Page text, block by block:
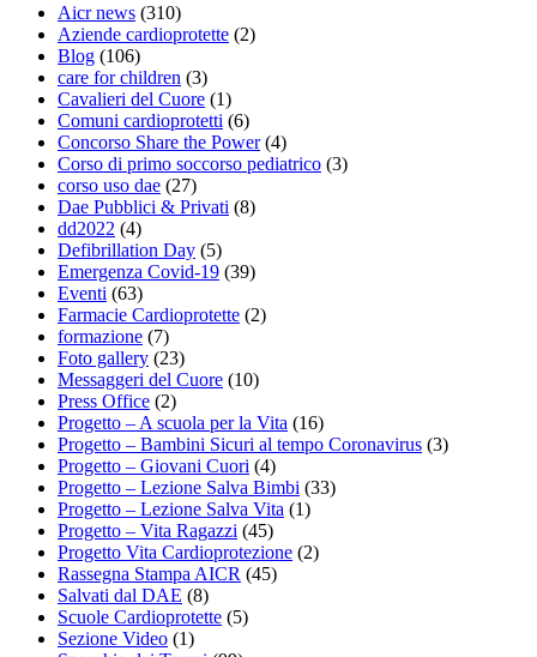
Aicr news (310)
Aziende cardioprotette (2)
Blog (106)
care for children (3)
Cavalieri del Cuore (1)
Comuni cardioprotetti (6)
Concorso Share the Power(4)
Corso di primo soccorso pediatrico (3)
corso uso dae (27)
Dae Pubblici & Privati (8)
dd2022 (4)
Defibrillation Day (5)
Emergenza Covid-19 (39)
Eventi (63)
Farmacie Cardioprotette (2)
formazione (7)
Foto gallery (23)
Messaggeri del Cuore (10)
Press Office (2)
Progetto – A scuola per la Vita (16)
Progetto – Bambini Sicuri al tempo Coronavirus (3)
Progetto – Giovani Cuori (4)
Progetto – Lezione Salva Bimbi (33)
Progetto – Lezione Salva Vita (1)
Progetto – Vita Ragazzi (45)
Progetto Vita Cardioprotezione (2)
Rassegna Stampa AICR (45)
Salvati dal DAE (8)
Scuole Cardioprotette (5)
Sezione Video (1)